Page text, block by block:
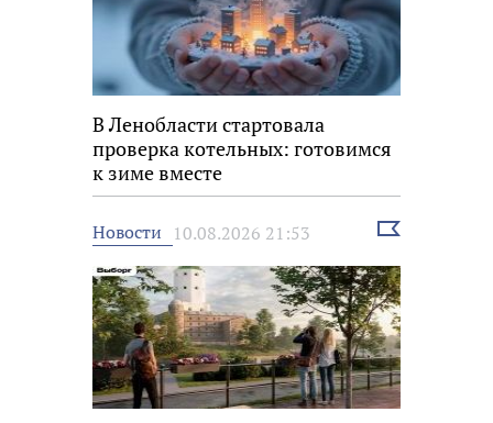
В Ленобласти стартовала
проверка котельных: готовимся
к зиме вместе
Новости 10.08.2026 21:53
Выбрать